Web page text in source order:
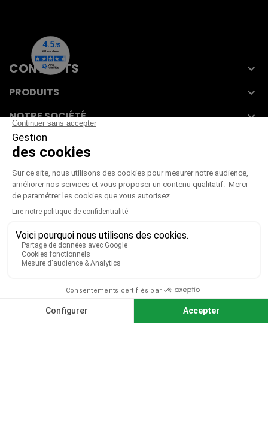
CONTACTS 
PRODUITS 
NOTRE SOCIÉTÉ 
VOTRE COMPTE
CGV|CGU |Mentions légales
Paiement sécurisé
Télécharger notre catalogue
© 2026 TOUS DROITS RÉSERVÉS MIEUX VOIR